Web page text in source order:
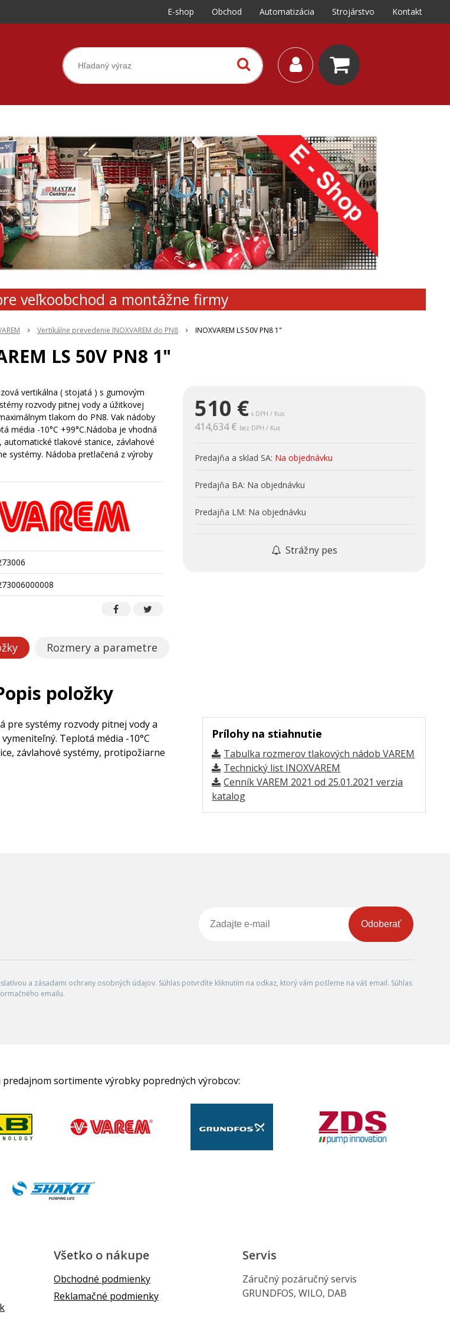
E-shop Obchod Automatizácia Strojárstvo Kontakt
veľkoobchod a montážne firmy
Vertikálne prevedenie INOXVAREM do PN8 INOXVAREM LS 50V PN8 1"
LS 50V PN8 1"
510 € s DPH / Kus
414,634 € bez DPH / Kus
Predajňa a sklad SA: Na objednávku
Predajňa BA: Na objednávku
Predajňa LM: Na objednávku
Strážny pes
vertikálna ( stojatá ) s gumovým
rozvody pitnej vody a úžitkovej
tlakom do PN8. Vak nádoby
média -10°C +99°C.Nádoba je vhodná
automatické tlakové stanice, závlahové
systémy. Nádoba pretlačená z výroby
Rozmery a parametre
položky
Prílohy na stiahnutie
Tabulka rozmerov tlakových nádob VAREM
Technický list INOXVAREM
Cenník VAREM 2021 od 25.01.2021 verzia
katalog
pre systémy rozvody pitnej vody a
Teplotá média -10°C
závlahové systémy, protipožiarne
Odoberať
a zásadami ochrany osobných údajov. Súhlas potvrdíte kliknutím na odkaz, ktorý vám pošleme na váš email. Súhlas
emailu.
sortimente výrobky popredných výrobcov:
Všetko o nákupe
Obchodné podmienky
Reklamačné podmienky
Servis
Záručný pozáručný servis
GRUNDFOS, WILO, DAB